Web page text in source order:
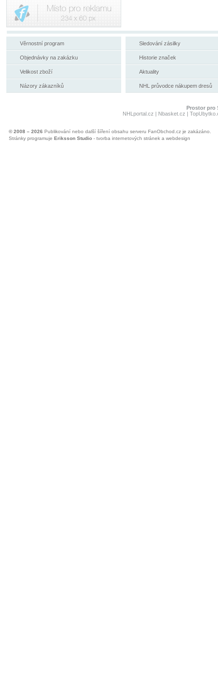
Věrnostní program
Objednávky na zakázku
Velikost zboží
Názory zákazníků
Sledování zásilky
Historie značek
Aktuality
NHL průvodce nákupem dresů
Prostor pro
NHLportal.cz | Nbasket.cz |
© 2008 – 2026 Publikování nebo další šíření obsahu serveru FanObchod.cz je zakázáno.
Stránky programuje Eriksson Studio - tvorba internetových stránek a webdesign